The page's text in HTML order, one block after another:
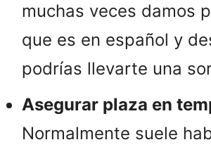
muchas veces damos
que es en español y
podrías llevarte una
Asegurar plaza en
Normalmente suele